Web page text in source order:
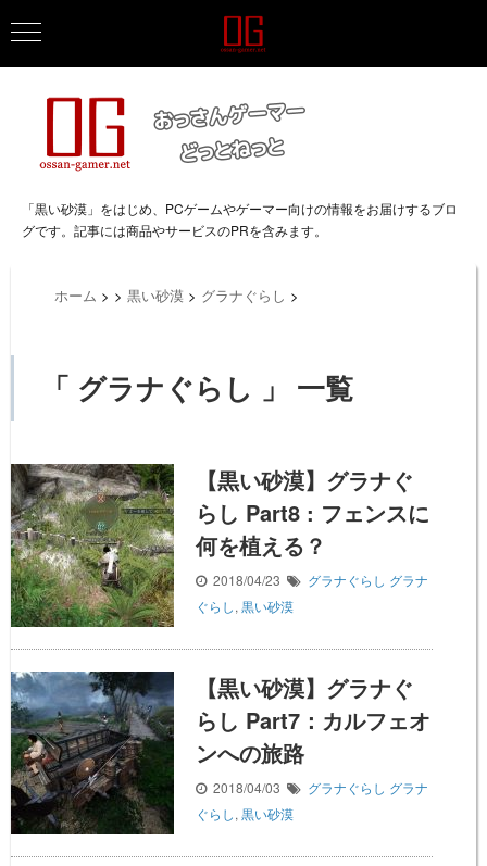
「黒い砂漠」をはじめ、PCゲームやゲーマー向けの情報をお届けするブロ
グです。記事には商品やサービスのPRを含みます。
ホーム > > 黒い砂漠 > グラナぐらし >
「 グラナぐらし 」 一覧
【黒い砂漠】グラナぐ
らし Part8 : フェンスに
何を植える？
2018/04/23 グラナぐらし グラナ
ぐらし, 黒い砂漠
【黒い砂漠】グラナぐ
らし Part7：カルフェオ
ンへの旅路
2018/04/03 グラナぐらし グラナ
ぐらし, 黒い砂漠